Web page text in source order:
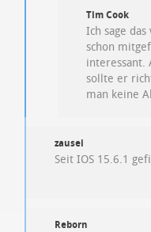
Tim Cook
Ich sage
schon
interessant.
sollte er
man keine
zausei
Seit IOS 15.6.1
Reborn